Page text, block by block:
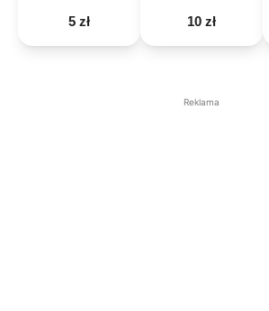
5 zł 10 zł
Reklama